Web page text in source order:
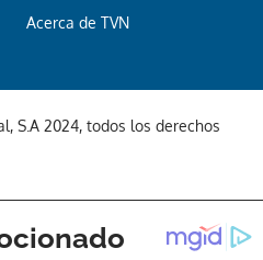
Acerca de TVN
S.A 2024, todos los derechos